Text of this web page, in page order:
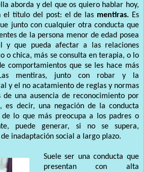
aborda y del que os quiero hablar hoy,
el título del post: el de las mentiras. Es
junto con cualquier otra conducta que
de la persona menor de edad posea
y que pueda afectar a las relaciones
o chica, más se consulta en terapia, o lo
comportamientos que se les hace más
mentiras, junto con robar y la
y el no acatamiento de reglas y normas
de una ausencia de reconocimiento por
es decir, una negación de la conducta
lo que más preocupa a los padres o
puede generar, si no se supera,
inadaptación social a largo plazo.
Suele ser una conducta que
presentan con alta